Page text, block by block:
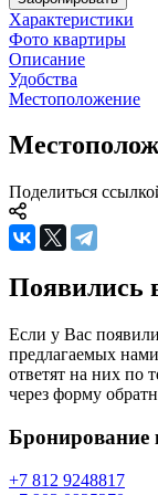
Характеристики
Фото квартиры
Описание
Удобства
Местоположение
Поделиться
Появились
Если у Вас
предлагаемых
ответят на них по
через форму
Бронирование
+7 812 9248817